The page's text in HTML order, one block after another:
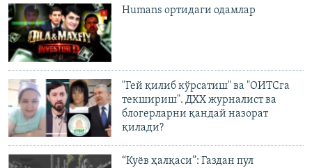
Humans ортидаги одамлар
"Гей қилиб кўрсатиш" ва "ОИТСга
текшириш". ДХХ журналист ва
блогерларни қандай назорат
қилади?
“Куëв ҳалқаси”: Газдан пул